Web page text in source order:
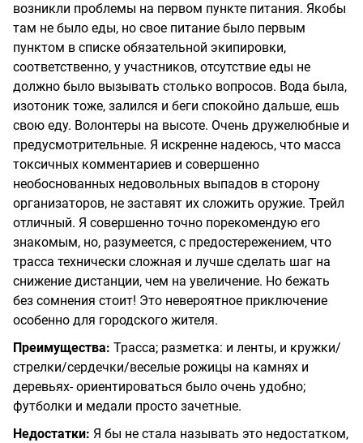
возникли проблемы на первом пункте питания. Якобы
там не было еды, но свое питание было первым
пунктом в списке обязательной экипировки,
соответственно, у участников, отсутствие еды не
должно было вызывать столько вопросов. Вода была,
изотоник тоже, залился и беги спокойно дальше, ешь
свою еду. Волонтеры на высоте. Очень дружелюбные и
предусмотрительные. Я искренне надеюсь, что масса
токсичных комментариев и совершенно
необоснованных недовольных выпадов в сторону
организаторов, не заставят их сложить оружие. Трейл
отличный. Я совершенно точно порекомендую его
знакомым, но, разумеется, с предостережением, что
трасса технически сложная и лучше сделать шаг на
снижение дистанции, чем на увеличение. Но бежать
без сомнения стоит! Это невероятное приключение
особенно для городского жителя.
Преимущества: Трасса; разметка: и ленты, и кружки/
стрелки/сердечки/веселые рожицы на камнях и
деревьях- ориентироваться было очень удобно;
футболки и медали просто зачетные.
Недостатки: Я бы не стала называть это недостатком,